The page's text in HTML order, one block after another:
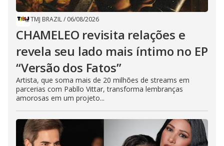
TMJ BRAZIL/ 06/08/2026
CHAMELEO revisita relações e
revela seu lado mais íntimo no EP
“Versão dos Fatos”
Artista, que soma mais de 20 milhões de streams em
parcerias com Pabllo Vittar, transforma lembranças
amorosas em um projeto...